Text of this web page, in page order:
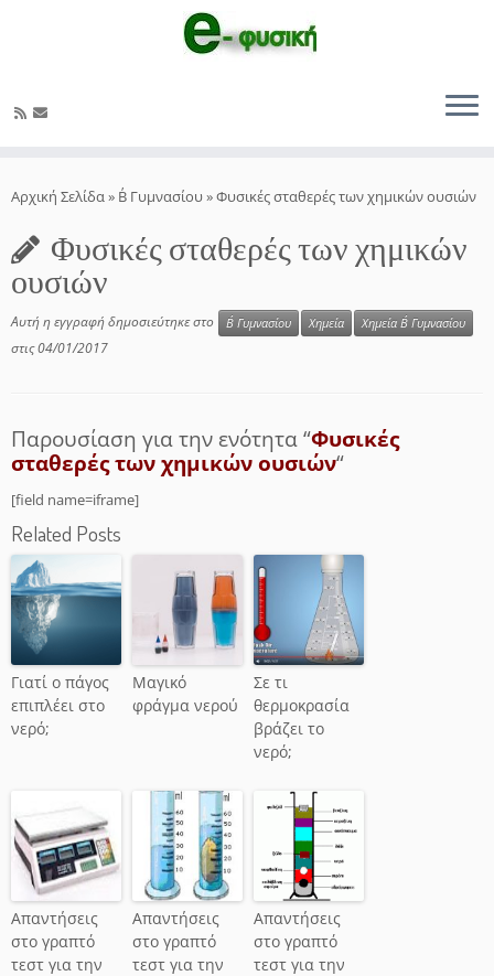
στο
Αρχική Σελίδα» Β΄ Γυμνασίου»Φυσικές σταθερές των χημικών ουσιών
Φυσικές σταθερές των χημικών
ουσιών
Αυτή η εγγραφή δημοσιεύτηκε στο Β΄ Γυμνασίου Χημεία Χημεία Β΄ Γυμνασίου
στις04/01/2017
Παρουσίαση για την ενότητα “Φυσικές
σταθερές των χημικών ουσιών“
[field name=iframe]
Related Posts
Γιατί ο πάγος
επιπλέει στο
νερό;
Μαγικό
φράγμα νερού
Σε τι
θερμοκρασία
βράζει το
νερό;
Απαντήσεις
στο γραπτό
τεστ για την
Απαντήσεις
στο γραπτό
τεστ για την
Απαντήσεις
στο γραπτό
τεστ για την